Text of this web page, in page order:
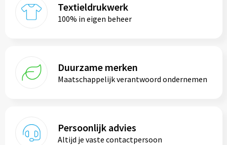
Textieldrukwerk
100% in eigen beheer
Duurzame merken
Maatschappelijk verantwoord ondernemen
Persoonlijk advies
Altijd je vaste contactpersoon